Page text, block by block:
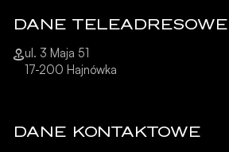
DANE TELEADRESOWE
ul. 3 Maja 51
17-200 Hajnówka
DANE KONTAKTOWE